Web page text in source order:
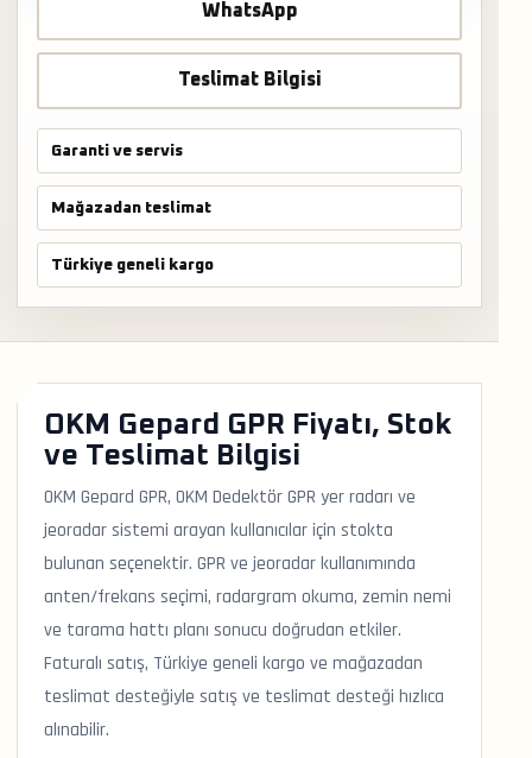
WhatsApp
Teslimat Bilgisi
Garanti ve servis
Mağazadan teslimat
Türkiye geneli kargo
OKM Gepard GPR Fiyatı, Stok
ve Teslimat Bilgisi
OKM Gepard GPR, OKM Dedektör GPR yer radarı ve
jeoradar sistemi arayan kullanıcılar için stokta
bulunan seçenektir. GPR ve jeoradar kullanımında
anten/frekans seçimi, radargram okuma, zemin nemi
ve tarama hattı planı sonucu doğrudan etkiler.
Faturalı satış, Türkiye geneli kargo ve mağazadan
teslimat desteğiyle satış ve teslimat desteği hızlıca
alınabilir.